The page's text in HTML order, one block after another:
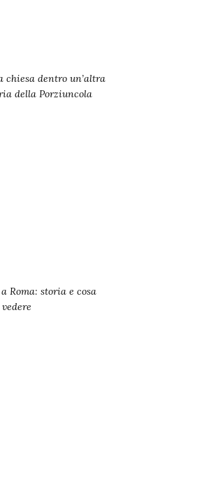
chiesa dentro un’altra
della Porziuncola
Roma: storia e cosa
vedere